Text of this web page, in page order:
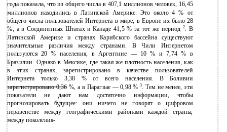
года показала, что из общего числа в 407,1 миллионов человек, 16,45
миллионов находились в Латинской Америке. Это около 4 % от
общего числа пользователей Интернета в мире, в Европе их было 28
%, а в Соединенных Штатах и Канаде 41,5 % за тот же период 2. В
Латинской Америке и странах Карибского бассейна существуют
значительные различия между странами. В Чили Интернетом
пользуются 20 % населения, в Аргентине — 10 % и 7,74 % в
Бразилии. Однако в Мексике, где такая же плотность населения, как
в этих странах, зарегистрировано в качестве пользователей
Интернета только 3,38 % от всего населения. В Боливии
зарегистрировано 0,36 %, а в Парагвае — 0,98 %3. Тем не менее, эти
показатели не дают нам достаточно информации, чтобы
прогнозировать будущее: они ничего не говорят о цифровом
неравенстве между географическими районами каждой страны,
между поколения-